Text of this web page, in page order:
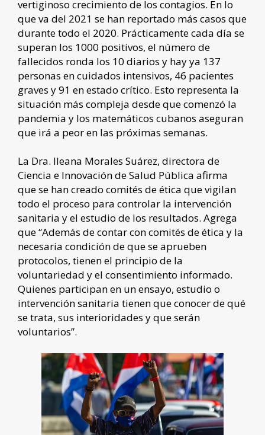
vertiginoso crecimiento de los contagios. En lo
que va del 2021 se han reportado más casos que
durante todo el 2020. Prácticamente cada día se
superan los 1000 positivos, el número de
fallecidos ronda los 10 diarios y hay ya 137
personas en cuidados intensivos, 46 pacientes
graves y 91 en estado crítico. Esto representa la
situación más compleja desde que comenzó la
pandemia y los matemáticos cubanos aseguran
que irá a peor en las próximas semanas.
La Dra. Ileana Morales Suárez, directora de
Ciencia e Innovación de Salud Pública afirma
que se han creado comités de ética que vigilan
todo el proceso para controlar la intervención
sanitaria y el estudio de los resultados. Agrega
que “Además de contar con comités de ética y la
necesaria condición de que se aprueben
protocolos, tienen el principio de la
voluntariedad y el consentimiento informado.
Quienes participan en un ensayo, estudio o
intervención sanitaria tienen que conocer de qué
se trata, sus interioridades y que serán
voluntarios”.